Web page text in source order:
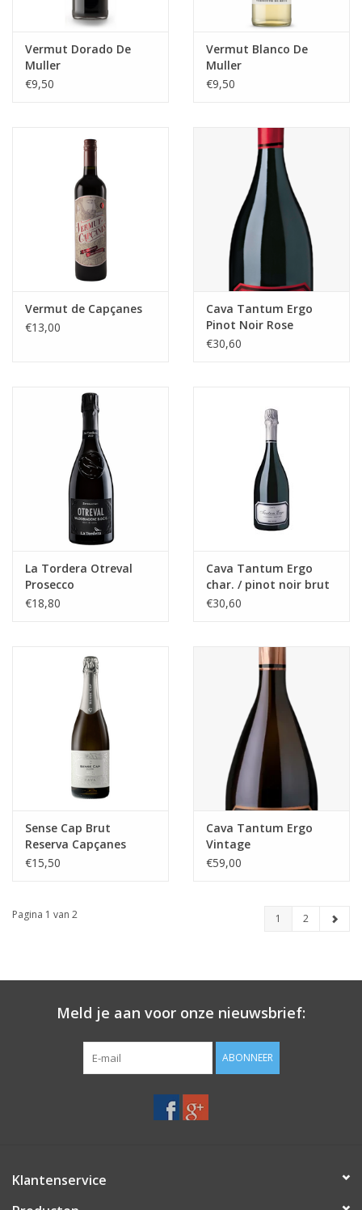
Vermut Dorado De
Muller
€9,50
Vermut Blanco De
Muller
€9,50
Vermut de Capçanes
€13,00
Cava Tantum Ergo
Pinot Noir Rose
Hispano+Suizas
€30,60
La Tordera Otreval
Prosecco
€18,80
Cava Tantum Ergo
char. / pinot noir brut
natuur
€30,60
Sense Cap Brut
Reserva Capçanes
€15,50
Cava Tantum Ergo
Vintage
Hispano+Suizas
€59,00
Pagina 1 van 2 1 2
Meld je aan voor onze nieuwsbrief:
ABONNEER
Klantenservice